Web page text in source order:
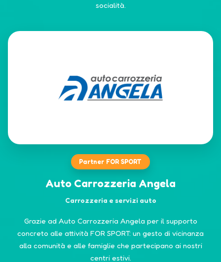
socialità.
Partner FOR SPORT
Auto Carrozzeria Angela
Carrozzeria e servizi auto
Grazie ad Auto Carrozzeria Angela per il supporto
concreto alle attività FOR SPORT: un gesto di vicinanza
alla comunità e alle famiglie che partecipano ai nostri
centri estivi.